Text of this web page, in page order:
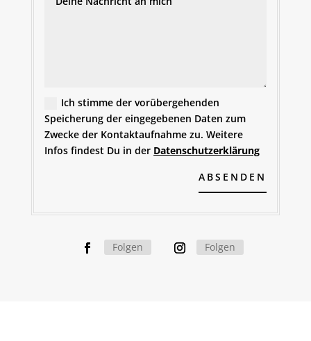
Ich stimme der vorübergehenden
Speicherung der eingegebenen Daten zum
Zwecke der Kontaktaufnahme zu. Weitere
Infos findest Du in der Datenschutzerklärung
ABSENDEN
Folgen Folgen